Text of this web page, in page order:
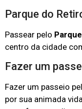
Parque do
Passear pelo
centro da cidade
Fazer um
Fazer um passeio
por sua animada